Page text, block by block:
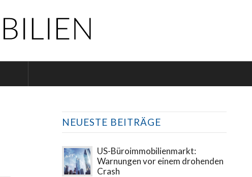
NEUESTE BEITRÄGE
US-Büroimmobilienmarkt:
Warnungen vor einem drohenden
Crash